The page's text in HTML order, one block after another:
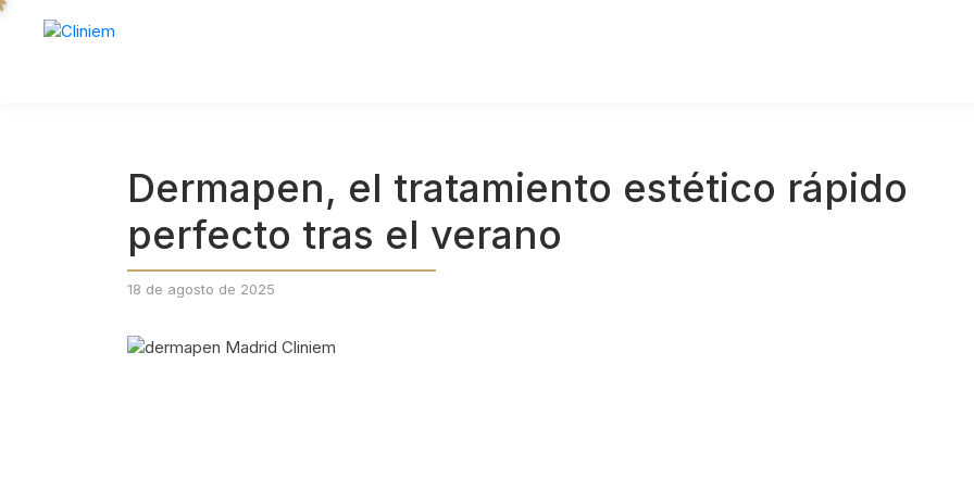
Dermapen, el tratamiento estético rápido
perfecto tras el verano
18 de agosto de 2025